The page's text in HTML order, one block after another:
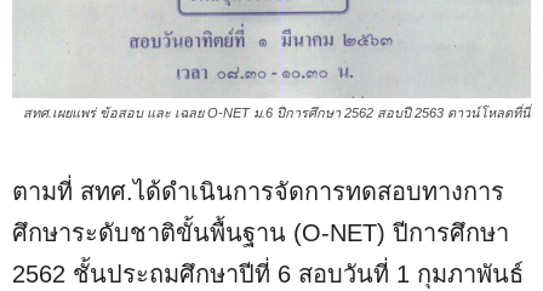
สทศ.เผยแพร่ ข้อสอบ และ เฉลย O-NET ม.6 ปีการศึกษา 2562 สอบปี 2563 ดาวน์โหลดที่นี่
ตามที่ สทศ.ได้ดำเนินการจัดการทดสอบทางการ
ศึกษาระดับชาติขั้นพื้นฐาน (O-NET) ปีการศึกษา
2562 ชั้นประถมศึกษาปีที่ 6 สอบวันที่ 1 กุมภาพันธ์